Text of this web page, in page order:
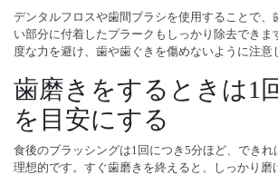
デンタルフロスや歯間ブラシを使用することで、
い部分に付着したプラークもしっかり除去できま
度な力を避け、歯や歯ぐきを傷めないように注意
歯磨きをするときは1
を目安にする
食後のブラッシングは1回につき5分ほど、でき
理想的です。すぐ歯磨きを終えると、しっかり磨